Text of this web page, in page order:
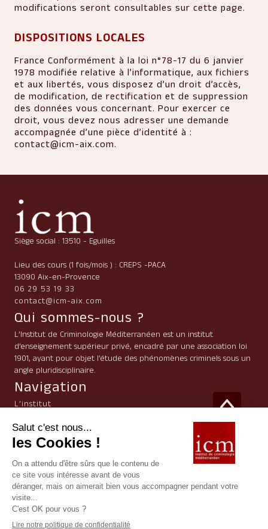
modifications seront consultables sur cette page.
DISPOSITIONS LOCALES
France Conformément à la loi n°78-17 du 6 janvier
1978 modifiée relative à l’informatique, aux fichiers
et aux libertés, vous disposez d’un droit d’accès,
de modification, de rectification et de suppression
des données vous concernant. Pour exercer ce
droit, vous devez nous adresser une demande
accompagnée d’une pièce d’identité à :
contact@icm-aix.com.
Siège social : 13510 - Eguilles
Lieu des cours (1 fois/mois ) : CREPS -PACA
13090 Aix-en-Provence
06 29 53 19 33
contact@icm-aix.com
Qui sommes-nous ?
L’Institut de Criminologie Méditerranéen est un institut
d’enseignement supérieur privé, encadré par une association loi
1901, ayant pour objet l’étude des phénomènes criminels sous un
angle pluridisciplinaire.
Navigation
L’institut
Formations professionnelles
Inscription
Préférences en matière de Cookies
Mentions légales